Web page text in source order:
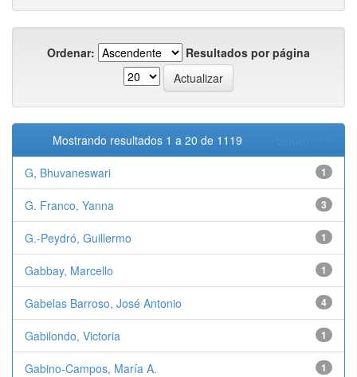
Ordenar: Resultados por página
Mostrando resultados 1 a 20 de 1119
G, Bhuvaneswari 1
G. Franco, Yanna 3
G.-Peydró, Guillermo 1
Gabbay, Marcello 1
Gabelas Barroso, José Antonio 4
Gabilondo, Victoria 1
Gabino-Campos, María A. 1